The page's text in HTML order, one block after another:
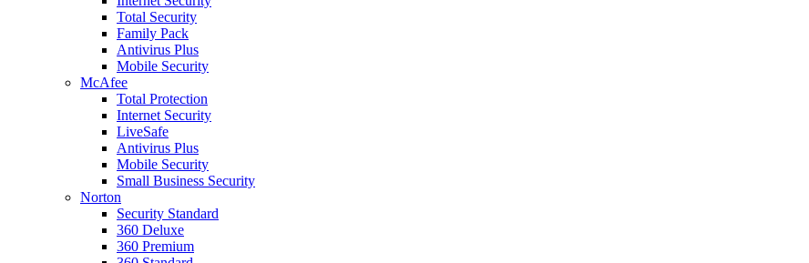
Total Security
Family Pack
Antivirus Plus
Mobile Security
McAfee
Total Protection
Internet Security
LiveSafe
Antivirus Plus
Mobile Security
Small Business Security
Norton
Security Standard
360 Deluxe
360 Premium